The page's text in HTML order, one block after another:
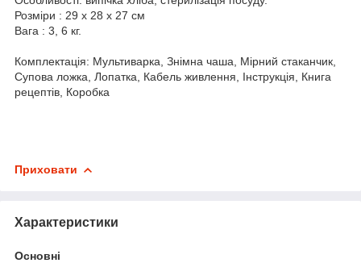
Розміри : 29 х 28 х 27 см
Вага : 3, 6 кг.
Комплектація: Мультиварка, Знімна чаша, Мірний стаканчик,
Супова ложка, Лопатка, Кабель живлення, Інструкція, Книга
рецептів, Коробка
Приховати
Характеристики
Основні